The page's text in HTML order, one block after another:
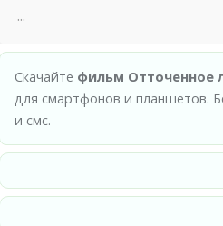
Скачайте фильм Отточенное
для смартфонов и планшетов.
и смс.